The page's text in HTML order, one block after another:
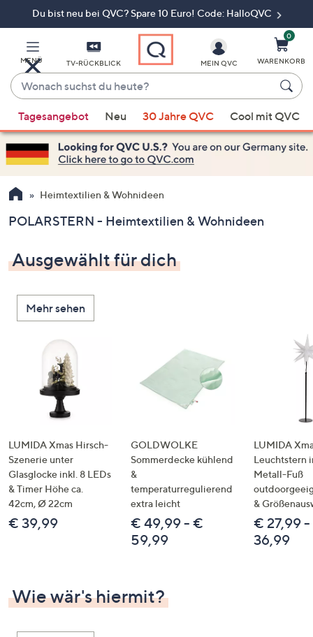
Du bist neu bei QVC? Spare 10 Euro! Code: HalloQVC
MENÜ TV-RÜCKBLICK
Wonach
suchst
du
heute?
Vorschläge
verfügbar
sind,
verwenden
Sie
Pfeiltasten
oben
und
nach
unten
oder
wischen
Touch-
Geräten
links
bzw.
rechts,
um
diese
anzuzeigen.
MEIN QVC
0
WARENKORB
Tagesangebot Neu 30 Jahre QVC Cool mit QVC
Heimtextilien & Wohnideen
POLARSTERN - Heimtextilien & Wohnideen
Ausgewählt für dich
Mehr sehen
LUMIDA Xmas Hirsch-
Szenerie unter
Glasglocke inkl. 8 LEDs
& Timer Höhe ca.
42cm, Ø 22cm
€ 39,99
GOLDWOLKE
Sommerdecke kühlend
&
temperaturregulierend
extra leicht
€ 49,99 - €
59,99
LUMIDA
Leuchtstern
Metall-Fuß
&
€ 27,99
36,99
Wie wär's hiermit?